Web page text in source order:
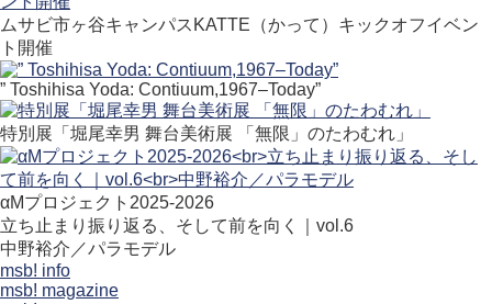
ムサビ市ヶ谷キャンパスKATTE（かって）キックオフイベン
ト開催
” Toshihisa Yoda: Contiuum,1967–Today”
特別展「堀尾幸男 舞台美術展 「無限」のたわむれ」
αMプロジェクト2025-2026
立ち止まり振り返る、そして前を向く｜vol.6
中野裕介／パラモデル
msb! info
msb! magazine